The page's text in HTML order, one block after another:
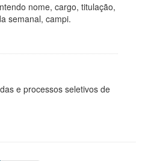
nome, cargo, titulação,
semanal, campi.
e processos seletivos de